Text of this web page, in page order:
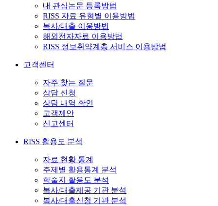
내 관심논문 등록방법
RISS 자료 유형별 이용방법
복사/대출 이용방법
해외전자자료 이용방법
RISS 정보취약계층 서비스 이용방법
고객센터
자주 찾는 질문
상담 신청
상담 내역 확인
고객제안
신고센터
RISS 활용도 분석
자료 현황 통계
주제별 활용통계 분석
학술지 활용도 분석
복사/대출제공 기관 분석
복사/대출신청 기관 분석